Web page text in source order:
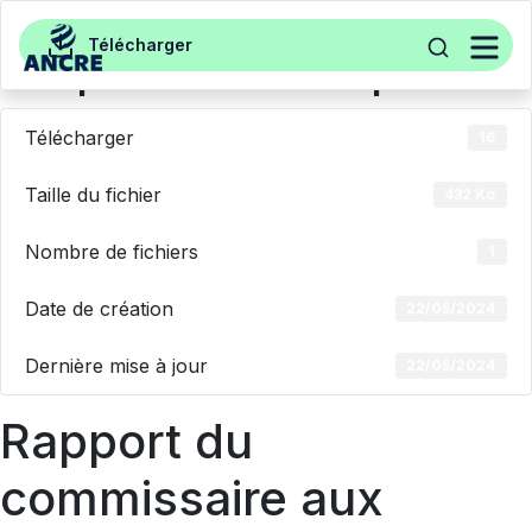
Aller au contenu
search
Rapport du commissaire aux
comptes sur les comptes
annuels – Exercice au
Télécharger
Télécharger
Taille du fichier
Nombre de fichiers
Date de création
Dernière mise à jour
Rapport du
commissaire aux